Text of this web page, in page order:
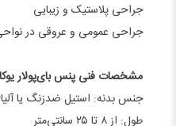
جراحی پلاستیک و زیبایی
جراحی عمومی و عروقی در
مشخصات فنی پنس بای‌پولار
جنس بدنه: استیل ضدزنگ یا
طول: از ۸ تا ۲۵ سانتی‌متر